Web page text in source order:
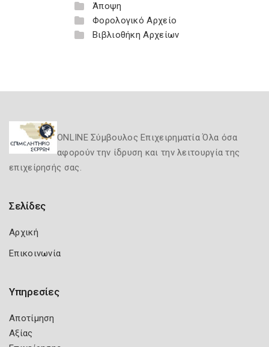
Άποψη
Φορολογικό Αρχείο
Βιβλιοθήκη Αρχείων
ONLINE Σύμβουλος Επιχειρηματία Όλα όσα
αφορούν την ίδρυση και την λειτουργία της
επιχείρησής σας.
Σελίδες
Αρχική
Επικοινωνία
Υπηρεσίες
Αποτίμηση
Αξίας